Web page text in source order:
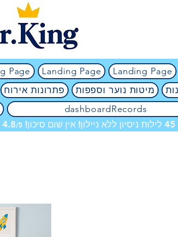
Landing Page
Landing Page
Page
מיטות נוער וספפות פתרונות אירוח
dashboardRecords
/5